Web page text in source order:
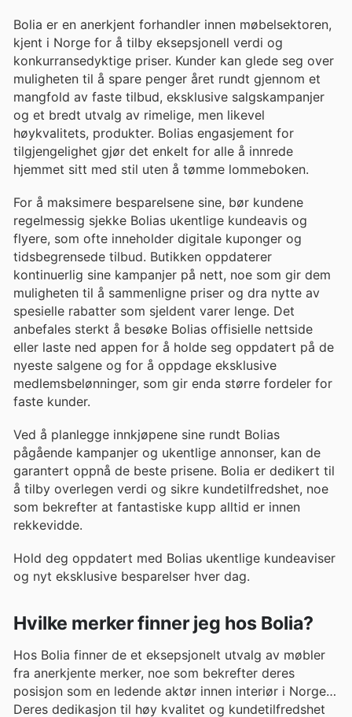
Bolia er en anerkjent forhandler innen møbelsektoren,
kjent i Norge for å tilby eksepsjonell verdi og
konkurransedyktige priser. Kunder kan glede seg over
muligheten til å spare penger året rundt gjennom et
mangfold av faste tilbud, eksklusive salgskampanjer
og et bredt utvalg av rimelige, men likevel
høykvalitets, produkter. Bolias engasjement for
tilgjengelighet gjør det enkelt for alle å innrede
hjemmet sitt med stil uten å tømme lommeboken.
For å maksimere besparelsene sine, bør kundene
regelmessig sjekke Bolias ukentlige kundeavis og
flyere, som ofte inneholder digitale kuponger og
tidsbegrensede tilbud. Butikken oppdaterer
kontinuerlig sine kampanjer på nett, noe som gir dem
muligheten til å sammenligne priser og dra nytte av
spesielle rabatter som sjeldent varer lenge. Det
anbefales sterkt å besøke Bolias offisielle nettside
eller laste ned appen for å holde seg oppdatert på de
nyeste salgene og for å oppdage eksklusive
medlemsbelønninger, som gir enda større fordeler for
faste kunder.
Ved å planlegge innkjøpene sine rundt Bolias
pågående kampanjer og ukentlige annonser, kan de
garantert oppnå de beste prisene. Bolia er dedikert til
å tilby overlegen verdi og sikre kundetilfredshet, noe
som bekrefter at fantastiske kupp alltid er innen
rekkevidde.
Hold deg oppdatert med Bolias ukentlige kundeaviser
og nyt eksklusive besparelser hver dag.
Hvilke merker finner jeg hos Bolia?
Hos Bolia finner de et eksepsjonelt utvalg av møbler
fra anerkjente merker, noe som bekrefter deres
posisjon som en ledende aktør innen interiør i Norge.
Deres dedikasjon til høy kvalitet og kundetilfredshet